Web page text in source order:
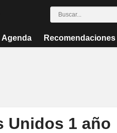
Agenda Recomendaciones
Unidos 1 año